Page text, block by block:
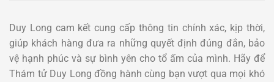
Duy Long cam kết cung cấp thông tin chính xác, kịp thời,
giúp khách hàng đưa ra những quyết định đúng đắn, bảo
vệ hạnh phúc và sự bình yên cho tổ ấm của mình. Hãy để
Thám tử Duy Long đồng hành cùng bạn vượt qua mọi khó